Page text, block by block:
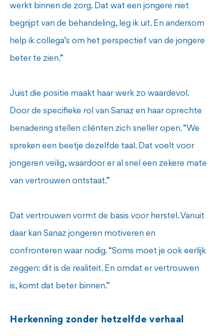
werkt binnen de zorg. Dat wat een jongere niet
begrijpt van de behandeling, leg ik uit. En andersom
help ik collega’s om het perspectief van de jongere
beter te zien.”
Juist die positie maakt haar werk zo waardevol.
Door de specifieke rol van Sanaz en haar oprechte
benadering stellen cliënten zich sneller open. “We
spreken een beetje dezelfde taal. Dat voelt voor
jongeren veilig, waardoor er al snel een zekere mate
van vertrouwen ontstaat.”
Dat vertrouwen vormt de basis voor herstel. Vanuit
daar kan Sanaz jongeren motiveren en
confronteren waar nodig. “Soms moet je ook eerlijk
zeggen: dit is de realiteit. En omdat er vertrouwen
is, komt dat beter binnen.”
Herkenning zonder hetzelfde verhaal